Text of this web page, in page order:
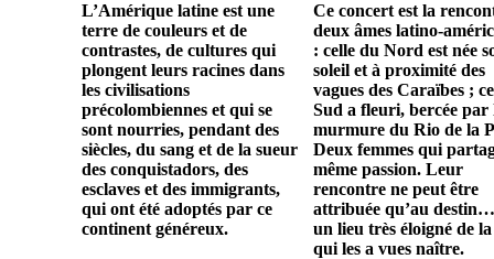
L’Amérique latine est une
terre de couleurs et de
contrastes, de cultures qui
plongent leurs racines dans
les civilisations
précolombiennes et qui se
sont nourries, pendant des
siècles, du sang et de la sueur
des conquistadors, des
esclaves et des immigrants,
qui ont été adoptés par ce
continent généreux.
Ce concert est la
deux âmes latino-
: celle du Nord est née
soleil et à proximité des
vagues des Caraïbes ;
Sud a fleuri, bercée par
murmure du Rio de la
Deux femmes qui
même passion. Leur
rencontre ne peut être
attribuée qu’au
un lieu très éloigné de
qui les a vues naître.